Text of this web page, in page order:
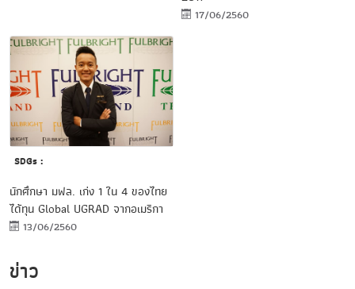
17/06/2560
SDGs :
นักศึกษา มฟล. เก่ง 1 ใน 4 ของไทย
ได้ทุน Global UGRAD จากอเมริกา
13/06/2560
ข่าว